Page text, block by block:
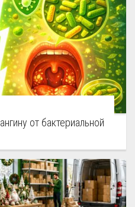
от бактериальной